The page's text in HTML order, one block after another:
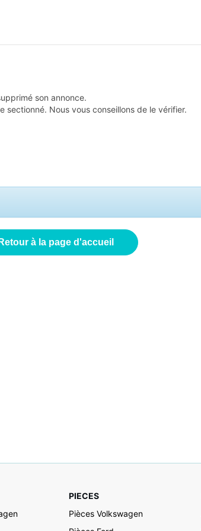
son annonce.
sectionné. Nous vous conseillons de le vérifier.
Retour à la page d'accueil
PIECES
Pièces Volkswagen